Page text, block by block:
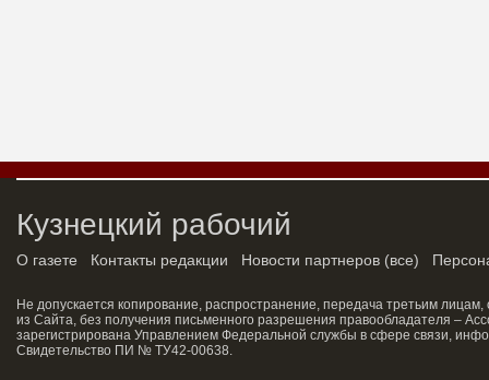
Кузнецкий рабочий
О газете Контакты редакции Новости партнеров (все)
Не допускается копирование, распространение, передача третьим
из Сайта, без получения письменного разрешения правообладателя –
зарегистрирована Управлением Федеральной службы в сфере связи,
Свидетельство ПИ № ТУ42-00638.